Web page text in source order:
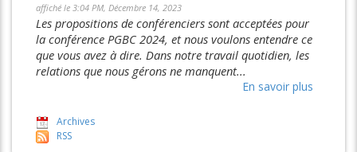
affiché le 3:04 PM, Décembre 14, 2023
Les propositions de conférenciers sont acceptées pour
la conférence PGBC 2024, et nous voulons entendre ce
que vous avez à dire. Dans notre travail quotidien, les
relations que nous gérons ne manquent...
En savoir plus
Archives
RSS